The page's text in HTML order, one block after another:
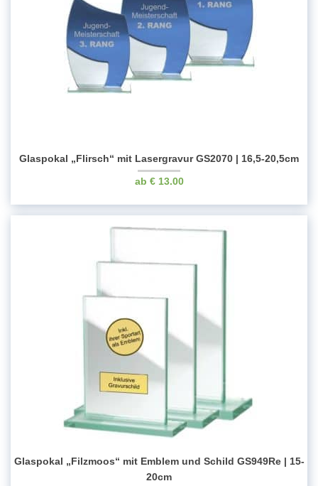
Glaspokal „Flirsch“ mit Lasergravur GS2070 | 16,5-20,5cm
€13.00
Glaspokal „Filzmoos“ mit Emblem und Schild GS949Re | 15-
20cm